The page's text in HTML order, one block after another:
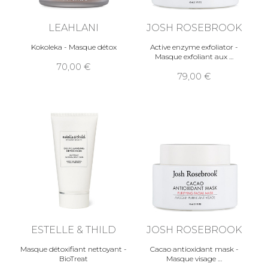
LEAHLANI
Kokoleka - Masque détox
70,00
JOSH ROSEBROOK
Active enzyme exfoliator -
Masque exfoliant aux
79,00
ESTELLE & THILD
Masque détoxifiant nettoyant -
BioTreat
JOSH ROSEBROOK
Cacao antioxidant mask -
Masque visage